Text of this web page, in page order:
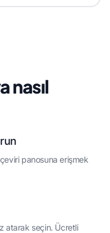
nasıl
panosuna erişmek
atarak seçin. Ücretli